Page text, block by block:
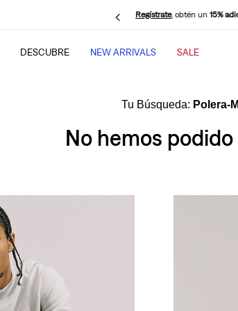
Regístrate, obtén un15%
DESCUBRE NEW ARRIVALS SALE
Polera-
No hemos
1.
2